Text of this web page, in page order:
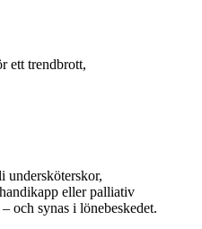
ett trendbrott,
undersköterskor,
eller palliativ
och synas i lönebeskedet.